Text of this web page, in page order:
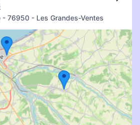
- 76950 - Les Grandes-Ventes